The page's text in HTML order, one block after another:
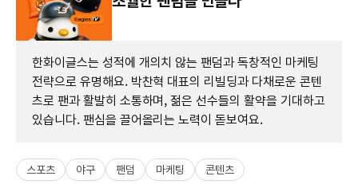
한화이글스는 성적에 개의치 않는 팬덤과 독창적인 마케팅
전략으로 유명해요. 박찬혁 대표의 리빌딩과 다채로운 콘텐
츠로 팬과 활발히 소통하며, 젊은 선수들의 활약을 기대하고
있습니다. 팬심을 끌어올리는 노력이 돋보여요.
스포츠 야구 팬덤 마케팅 콘텐츠